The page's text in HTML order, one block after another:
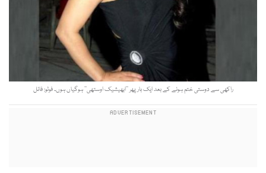
راکھی سے دوستی ختم ہونے کے بعد ایک بار پھر ’’ابھیشیک اوستھی‘‘ ہوگیاں ہوں۔ فوٹو: فائل